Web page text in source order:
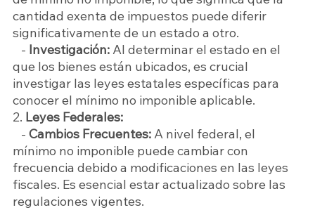
cantidad exenta de impuestos puede diferir
significativamente de un estado a otro.
   -
Investigación: Al determinar el estado en el
que los bienes están ubicados, es crucial
investigar las leyes estatales específicas para
conocer el mínimo no imponible aplicable.
2. Leyes Federales:
   -
Cambios Frecuentes: A nivel federal, el
mínimo no imponible puede cambiar con
frecuencia debido a modificaciones en las leyes
fiscales. Es esencial estar actualizado sobre las
regulaciones vigentes.